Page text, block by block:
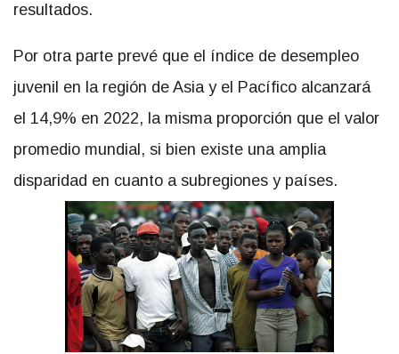
resultados.
Por otra parte prevé que el índice de desempleo
juvenil en la región de Asia y el Pacífico alcanzará
el 14,9% en 2022, la misma proporción que el valor
promedio mundial, si bien existe una amplia
disparidad en cuanto a subregiones y países.